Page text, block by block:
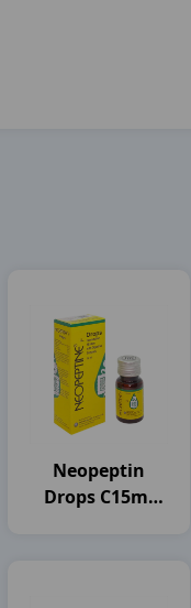
Neopeptin
Drops C15ml